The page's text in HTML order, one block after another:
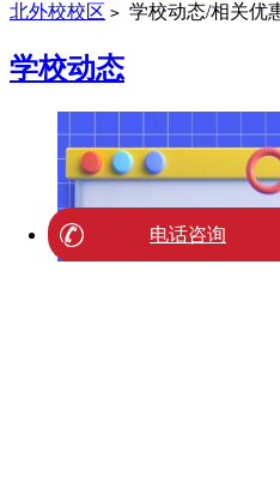
北外校校区 > 学校动态/相关优
学校动态
电话咨询